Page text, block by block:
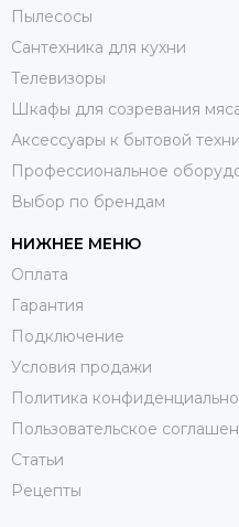
Пылесосы
Сантехника для кухни
Телевизоры
Шкафы для созревания
Аксессуары к бытовой
Профессиональное
Выбор по брендам
НИЖНЕЕ МЕНЮ
Оплата
Гарантия
Подключение
Условия продажи
Политика
Пользовательское
Статьи
Рецепты